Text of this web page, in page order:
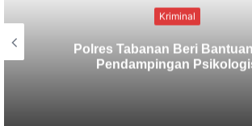
Kriminal
Berbekal CCTV, Pelaku
Terungkap